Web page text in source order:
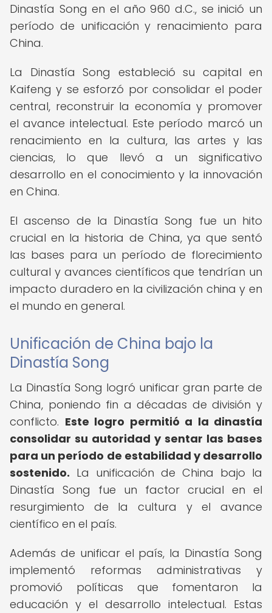
Dinastía Song en el año 960 d.C., se inició un
período de unificación y renacimiento para
China.
La Dinastía Song estableció su capital en
Kaifeng y se esforzó por consolidar el poder
central, reconstruir la economía y promover
el avance intelectual. Este período marcó un
renacimiento en la cultura, las artes y las
ciencias, lo que llevó a un significativo
desarrollo en el conocimiento y la innovación
en China.
El ascenso de la Dinastía Song fue un hito
crucial en la historia de China, ya que sentó
las bases para un período de florecimiento
cultural y avances científicos que tendrían un
impacto duradero en la civilización china y en
el mundo en general.
Unificación de China bajo la
Dinastía Song
La Dinastía Song logró unificar gran parte de
China, poniendo fin a décadas de división y
conflicto. Este logro permitió a la dinastía
consolidar su autoridad y sentar las bases
para un período de estabilidad y desarrollo
sostenido. La unificación de China bajo la
Dinastía Song fue un factor crucial en el
resurgimiento de la cultura y el avance
científico en el país.
Además de unificar el país, la Dinastía Song
implementó reformas administrativas y
promovió políticas que fomentaron la
educación y el desarrollo intelectual. Estas